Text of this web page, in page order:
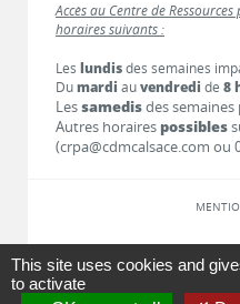
Accès au Centre de
horaires suivants :
Les lundisdes semaines
Dumardi auvendredi de 8
Lessamedisdes semaines
Autres horaires possibles
(crpa@cdmcalsace.com ou
This site uses cookies and
to activate